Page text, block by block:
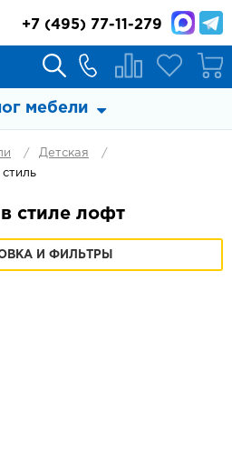
+7 (495) 77-11-279
мебели
Детская
стиле лофт
И ФИЛЬТРЫ